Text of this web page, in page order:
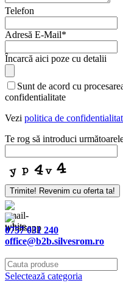
Website
Telefon
Adresă E-Mail*
Încarcă aici poze cu detalii
Sunt de acord cu
confidentialitate
Vezi politica de
Te rog să introduci
Trimite! Revenim cu oferta ta!
0757 031 240
office@b2b.silvesrom.ro
Selectează categoria